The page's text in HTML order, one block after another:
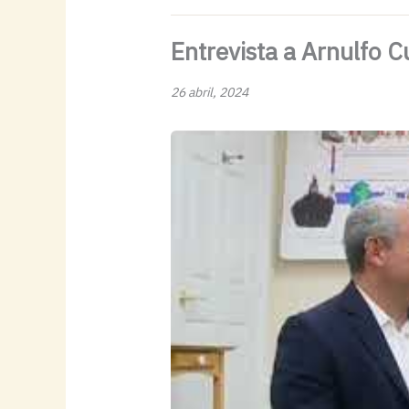
Entrevista a Arnulfo
26 abril, 2024